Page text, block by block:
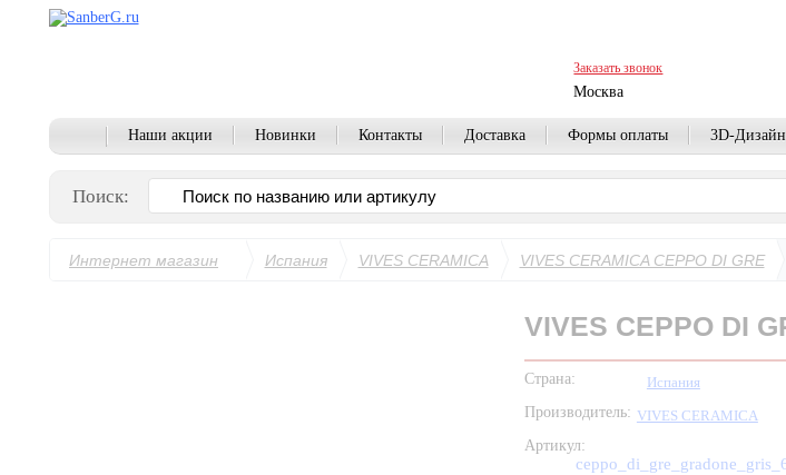
Заказать звонок
Москва
Наши акции Новинки Контакты Доставка Формы оплаты 3D-
Поиск:
Интернет магазин Испания VIVES CERAMICA VIVES CERAMICA CEPPO DI GRE
VIVES CEPPO DI
Страна:
Испания
Производитель: VIVES CERAMICA
Артикул: